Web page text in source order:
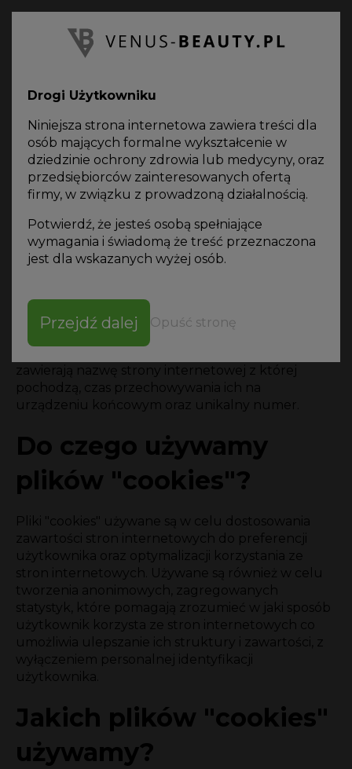
POLITYKA PLIKÓW COOKIES
VENUS BEAUTY KONTAKT POLITYKA PLIKÓW COOKIES
Czym są pliki "cookies"?
Poprzez pliki "cookies" należy rozumieć dane
informatyczne, w szczególności pliki tekstowe,
przechowywane w urządzeniach końcowych
stron internetowych. Pliki te pozwalają rozpoznać
urządzenie użytkownika i odpowiednio wyświetlić
stronę internetową dostosowaną do jego
zawierają nazwę strony internetowej z której
pochodzą, czas przechowywania ich na
urządzeniu końcowym oraz unikalny numer.
Do czego używamy
plików "cookies"?
Pliki "cookies" używane są w celu dostosowania
zawartości stron internetowych do preferencji
użytkownika oraz optymalizacji korzystania ze
stron internetowych. Używane są również w celu
tworzenia anonimowych, zagregowanych
statystyk, które pomagają zrozumieć w jaki sposób
użytkownik korzysta ze stron internetowych co
umożliwia ulepszanie ich struktury i zawartości, z
wyłączeniem personalnej identyfikacji
użytkownika.
Jakich plików "cookies"
używamy?
Drogi Użytkowniku
Niniejsza strona internetowa zawiera treści dla
osób mających formalne wykształcenie w
dziedzinie ochrony zdrowia lub medycyny, oraz
przedsiębiorców zainteresowanych ofertą
firmy, w związku z prowadzoną działalnością.
Potwierdź, że jesteś osobą spełniające
wymagania i świadomą że treść przeznaczona
jest dla wskazanych wyżej osób.
Przejdź dalej Opuść stronę